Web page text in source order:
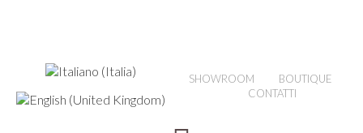
SHOWROOM
BOUTIQUE
CONTATTI